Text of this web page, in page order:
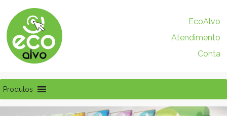
Pular
para
navegação
Pular
para
o
conteúdo
EcoAlvo
Atendimento
Conta
Produtos